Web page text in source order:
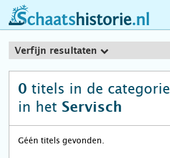
schaatshistorie.nl
Verfijn resultaten
0 titels in de categorie
in het Servisch
Géén titels gevonden.